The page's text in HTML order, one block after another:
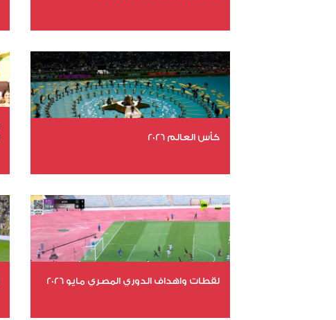
عدد المشاهدات 5022
كأس العالم 2026
عدد المشاهدات 11044
لقطات واهداف الدوري المصري مايو 2026